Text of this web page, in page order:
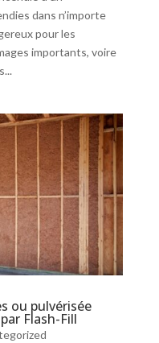
dans n’importe
pour les
importants, voire
ou pulvérisée
Flash-Fill